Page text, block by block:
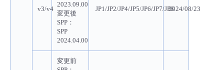
v3/v4
2023.09.00
変更後
SPP：
SPP
2024.04.00
JP1/JP2/JP4/JP5/JP6/JP7/JP82024/08/23
変更前